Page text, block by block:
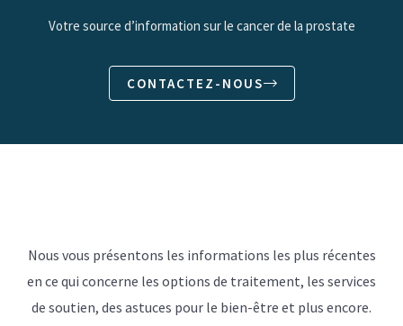
Votre source d’information sur le cancer de la prostate
CONTACTEZ-NOUS
Nous vous présentons les informations les plus récentes
en ce qui concerne les options de traitement, les services
de soutien, des astuces pour le bien-être et plus encore.